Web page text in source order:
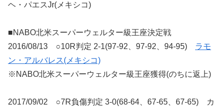
ヘ・パエスJr(メキシコ)
■NABO北米スーパーウェルター級王座決定戦
2016/08/13 ○10R判定 2-1(97-92、97-92、94-95) ラモ
ン・アルバレス(メキシコ)
※NABO北米スーパーウェルター級王座獲得(のちに返上)
2017/09/02 ○7R負傷判定 3-0(68-64、67-65、67-65) カ